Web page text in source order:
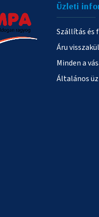
Üzleti
Szállítás és
Áru
Minden a
Általános